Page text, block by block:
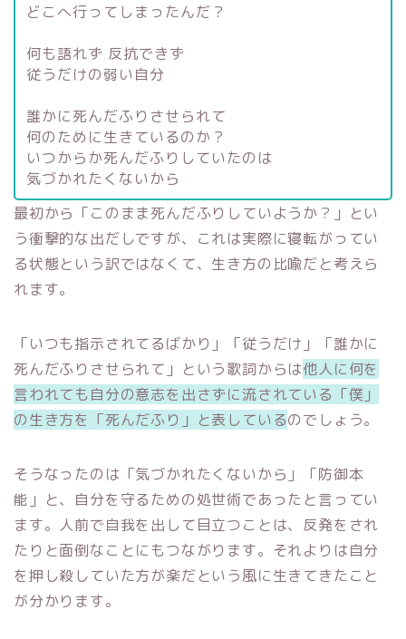
どこへ行ってしまったんだ？
何も語れず 反抗できず
従うだけの弱い自分
誰かに死んだふりさせられて
何のために生きているのか？
いつからか死んだふりしていたのは
気づかれたくないから
最初から「このまま死んだふりしていようか？」とい
う衝撃的な出だしですが、これは実際に寝転がってい
る状態という訳ではなくて、生き方の比喩だと考えら
れます。
「いつも指示されてるばかり」「従うだけ」「誰かに
死んだふりさせられて」という歌詞からは他人に何を
言われても自分の意志を出さずに流されている「僕」
の生き方を「死んだふり」と表しているのでしょう。
そうなったのは「気づかれたくないから」「防御本
能」と、自分を守るための処世術であったと言ってい
ます。人前で自我を出して目立つことは、反発をされ
たりと面倒なことにもつながります。それよりは自分
を押し殺していた方が楽だという風に生きてきたこと
が分かります。